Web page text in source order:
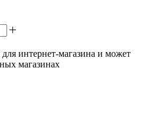
интернет-магазина и может
магазинах